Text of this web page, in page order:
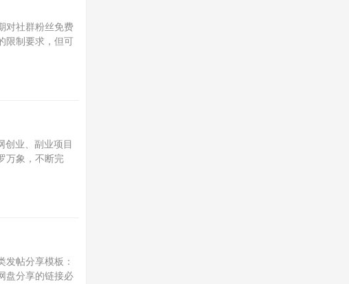
对社群粉丝免费
限制要求，但可
创业、副业项目
万象，不断完
帖分享模板：
盘分享的链接必